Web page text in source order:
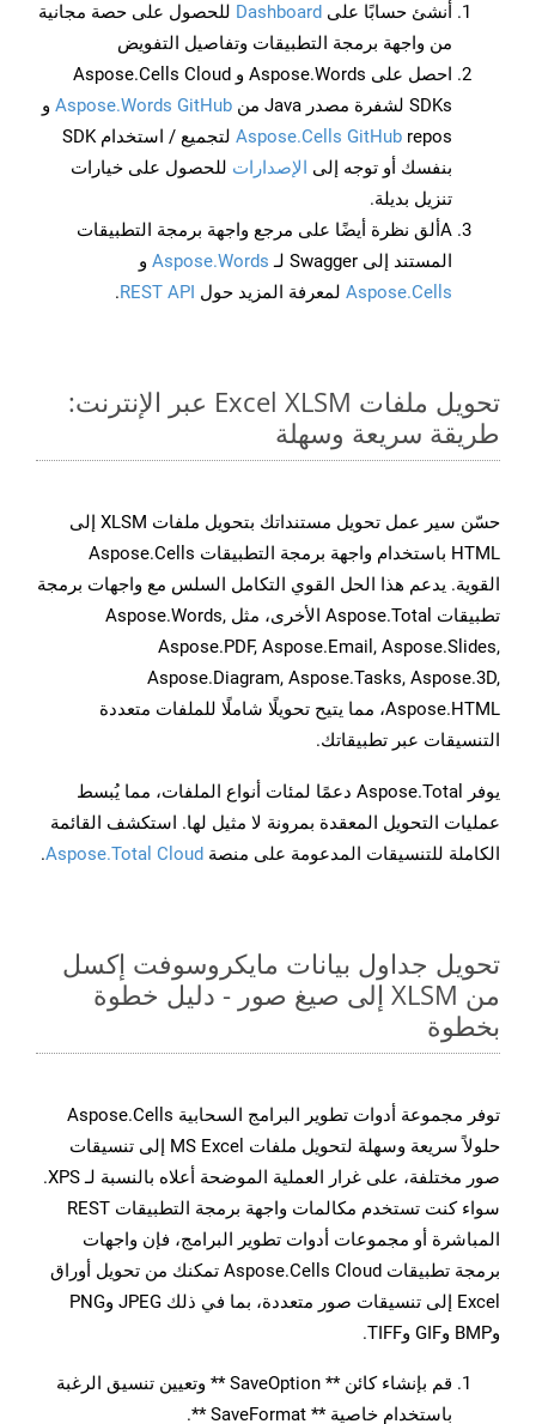
أنشئ حسابًا على Dashboard للحصول على حصة مجانية
من واجهة برمجة التطبيقات وتفاصيل التفويض
احصل على Aspose.Words و Aspose.Cells Cloud
SDKs لشفرة مصدر Java من
Aspose.Words GitHub و
Aspose.Cells GitHub
repos لتجميع / استخدام SDK
بنفسك أو توجه إلى الإصدارات للحصول على خيارات
تنزيل بديلة.
Aألق نظرة أيضًا على مرجع واجهة برمجة التطبيقات
المستند إلى Swagger لـ
Aspose.Words و
Aspose.Cells لمعرفة المزيد حول REST API
.
تحويل ملفات Excel XLSM عبر الإنترنت:
طريقة سريعة وسهلة
حسّن سير عمل تحويل مستنداتك بتحويل ملفات XLSM إلى
HTML باستخدام واجهة برمجة التطبيقات Aspose.Cells
القوية. يدعم هذا الحل القوي التكامل السلس مع واجهات برمجة
تطبيقات Aspose.Total الأخرى، مثل Aspose.Words,
Aspose.PDF, Aspose.Email, Aspose.Slides,
Aspose.Diagram, Aspose.Tasks, Aspose.3D,
Aspose.HTML، مما يتيح تحويلًا شاملًا للملفات متعددة
التنسيقات عبر تطبيقاتك.
يوفر Aspose.Total دعمًا لمئات أنواع الملفات، مما يُبسط
عمليات التحويل المعقدة بمرونة لا مثيل لها. استكشف القائمة
الكاملة للتنسيقات المدعومة على منصة Aspose.Total Cloud
.
تحويل جداول بيانات مايكروسوفت إكسل
من XLSM إلى صيغ صور - دليل خطوة
بخطوة
توفر مجموعة أدوات تطوير البرامج السحابية Aspose.Cells
حلولاً سريعة وسهلة لتحويل ملفات MS Excel إلى تنسيقات
صور مختلفة، على غرار العملية الموضحة أعلاه بالنسبة لـ XPS.
سواء كنت تستخدم مكالمات واجهة برمجة التطبيقات REST
المباشرة أو مجموعات أدوات تطوير البرامج، فإن واجهات
برمجة تطبيقات Aspose.Cells Cloud تمكنك من تحويل أوراق
Excel إلى تنسيقات صور متعددة، بما في ذلك JPEG وPNG
وBMP وGIF وTIFF.
قم بإنشاء كائن ** SaveOption ** وتعيين تنسيق الرغبة
باستخدام خاصية ** SaveFormat **.